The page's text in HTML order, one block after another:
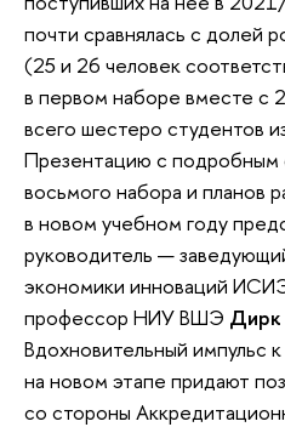
почти сравнялась с долей
(25 и 26 человек
в первом наборе вместе с
всего шестеро студентов
Презентацию с подробным
восьмого набора и планов
в новом учебном году
руководитель —
экономики инноваций
профессор НИУ ВШЭ Дирк
Вдохновительный импульс
на новом этапе придают
со стороны